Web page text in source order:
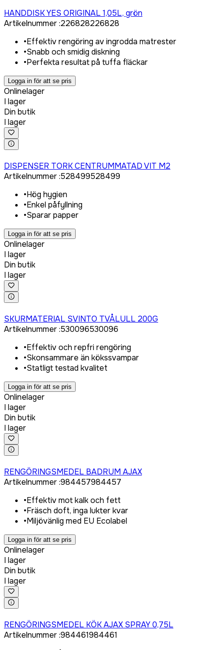
HANDDISK YES ORIGINAL 1,05L, grön
Artikelnummer:226828226828
•Effektiv rengöring av ingrodda matrester
•Snabb och smidig diskning
•Perfekta resultat på tuffa fläckar
Logga in för att se pris
Onlinelager
I lager
Din butik
I lager
DISPENSER TORK CENTRUMMATAD VIT M2
Artikelnummer:528499528499
•Hög hygien
•Enkel påfyllning
•Sparar papper
Logga in för att se pris
Onlinelager
I lager
Din butik
I lager
SKURMATERIAL SVINTO TVÅLULL 200G
Artikelnummer:530096530096
•Effektiv och repfri rengöring
•Skonsammare än kökssvampar
•Statligt testad kvalitet
Logga in för att se pris
Onlinelager
I lager
Din butik
I lager
RENGÖRINGSMEDEL BADRUM AJAX
Artikelnummer:984457984457
•Effektiv mot kalk och fett
•Fräsch doft, inga lukter kvar
•Miljövänlig med EU Ecolabel
Logga in för att se pris
Onlinelager
I lager
Din butik
I lager
RENGÖRINGSMEDEL KÖK AJAX SPRAY 0,75L
Artikelnummer:984461984461